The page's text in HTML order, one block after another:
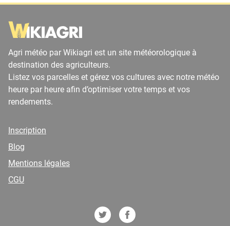
Agri météo par Wikiagri est un site météorologique à
destination des agriculteurs.
Listez vos parcelles et gérez vos cultures avec notre météo
heure par heure afin d’optimiser votre temps et vos
rendements.
Inscription
Blog
Mentions légales
CGU